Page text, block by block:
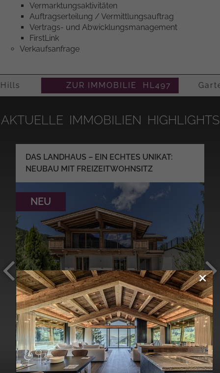
Vermarktungsaktivitäten
Auftragserteilung / Vermittlungsauftrag
Vertrags- und Abwicklungsmanagement
FirstLink
Verkaufsanfrage
Hills ZUR IMMOBILIE HL497
AKTUELLE IMMOBILIEN HIGHLIGHTS
DAS LANDHAUS – EIN ECHTES UNIKAT:
NEUBAU MIT FREIZEITWOHNSITZ
NEU
YV040
MEHR DETAILS ×